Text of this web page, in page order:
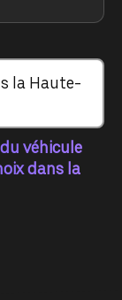
la Haute-
véhicule
dans la